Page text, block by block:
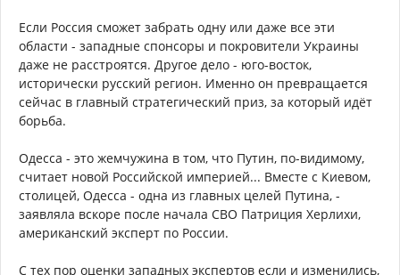
Если Россия сможет забрать одну или даже все эти
области - западные спонсоры и покровители Украины
даже не расстроятся. Другое дело - юго-восток,
исторически русский регион. Именно он превращается
сейчас в главный стратегический приз, за который идёт
борьба.
Одесса - это жемчужина в том, что Путин, по-видимому,
считает новой Российской империей... Вместе с Киевом,
столицей, Одесса - одна из главных целей Путина, -
заявляла вскоре после начала СВО Патриция Херлихи,
американский эксперт по России.
С тех пор оценки западных экспертов если и изменились,